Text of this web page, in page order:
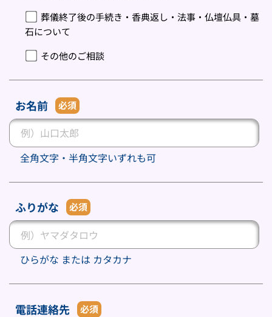
葬儀終了後の手続き・香典返し・法事・仏壇仏具・墓
石について
その他のご相談
お名前 必須
全角文字・半角文字いずれも可
ふりがな 必須
ひらがな または カタカナ
電話連絡先 必須